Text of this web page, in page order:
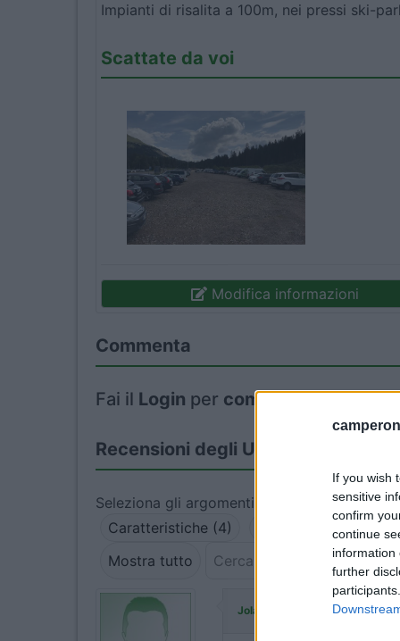
If you wish
sensitive
confirm
continue
information
further
Impianti di risalita a 100m, nei pressi ski-
Scattate da voi
Modifica informazioni
Commenta
Fai il Login per commentare.
Recensioni degli Utenti
Seleziona gli argomenti per leggere le
Caratteristiche (4)
Mostra tutto
Jolanda ha commentato: